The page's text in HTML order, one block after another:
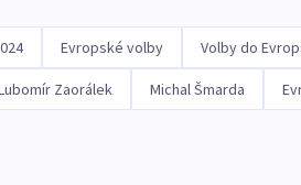
Evropské volby Volby do
Zaorálek Michal Šmarda